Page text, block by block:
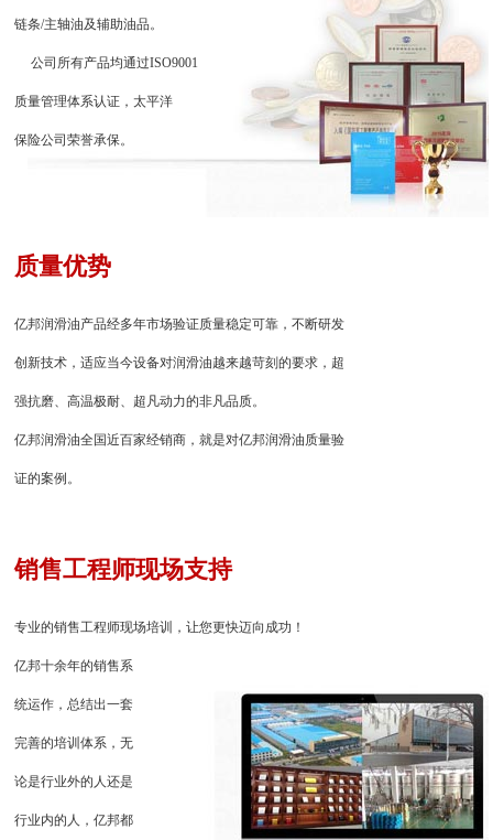
链条/主轴油及辅助油品。
公司所有产品均通过ISO9001
质量管理体系认证，太平洋
保险公司荣誉承保。
质量优势
亿邦润滑油产品经多年市场验证质量稳定可靠，不断研发
创新技术，适应当今设备对润滑油越来越苛刻的要求，超
强抗磨、高温极耐、超凡动力的非凡品质。
亿邦润滑油全国近百家经销商，就是对亿邦润滑油质量验
证的案例。
销售工程师现场支持
专业的销售工程师现场培训，让您更快迈向成功！
亿邦十余年的销售系
统运作，总结出一套
完善的培训体系，无
论是行业外的人还是
行业内的人，亿邦都